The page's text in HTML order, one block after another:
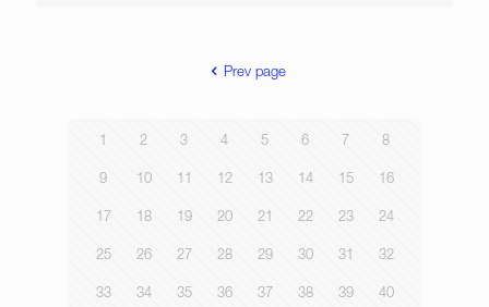
Prev page
1 2 3 4 5 6 7 8
9 10 11 12 13 14 15 16
17 18 19 20 21 22 23 24
25 26 27 28 29 30 31 32
33 34 35 36 37 38 39 40